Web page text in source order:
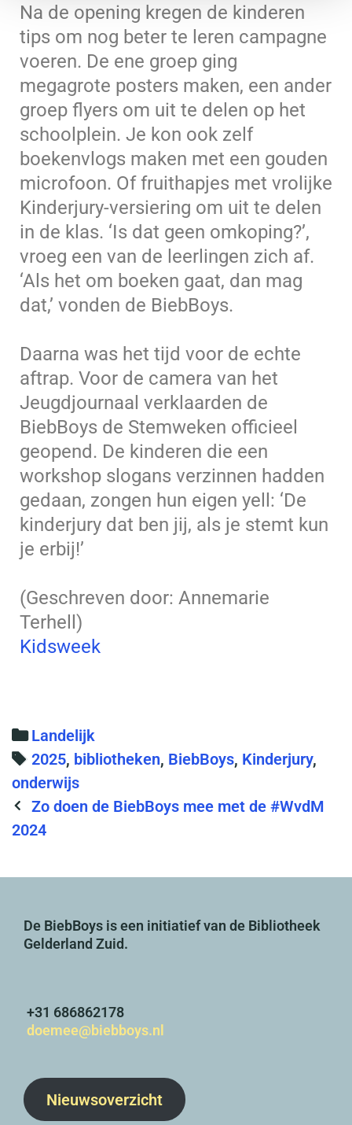
Na de opening kregen de kinderen
tips om nog beter te leren campagne
voeren. De ene groep ging
megagrote posters maken, een ander
groep flyers om uit te delen op het
schoolplein. Je kon ook zelf
boekenvlogs maken met een gouden
microfoon. Of fruithapjes met vrolijke
Kinderjury-versiering om uit te delen
in de klas. ‘Is dat geen omkoping?’,
vroeg een van de leerlingen zich af.
‘Als het om boeken gaat, dan mag
dat,’ vonden de BiebBoys.
Daarna was het tijd voor de echte
aftrap. Voor de camera van het
Jeugdjournaal verklaarden de
BiebBoys de Stemweken officieel
geopend. De kinderen die een
workshop slogans verzinnen hadden
gedaan, zongen hun eigen yell: ‘De
kinderjury dat ben jij, als je stemt kun
je erbij!’
(Geschreven door: Annemarie
Terhell)
Kidsweek
C
a
t
e
g
r
e
s
Landelijk
T
a
g
s
2025, bibliotheken, BiebBoys, Kinderjury,
onderwijs
P
o
t
Zo doen de BiebBoys mee met de #WvdM
2024
De BiebBoys is een initiatief van de Bibliotheek
Gelderland Zuid.
+31 686862178
doemee@biebboys.nl
Nieuwsoverzicht